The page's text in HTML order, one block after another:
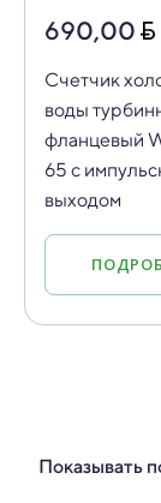
690,00
Счетчик
воды
фланцевый
65 с
выходом
Показывать